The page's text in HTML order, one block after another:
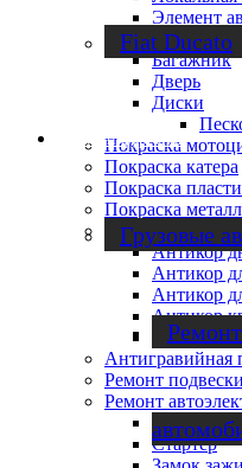
Fiat Ducato
Ремонт фургонов
Грузовые
Элемент
Капот
Багажник
Дверь
Диски
Покраска
Покраска катера
Покраска
Покраска
Антикор
Антикор
Антикор
Антикор
Антикор
Антигравийная
Ремонт подвески
Ремонт
Генератор
Стартер